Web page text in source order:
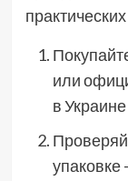
или
в Украине
упаковке